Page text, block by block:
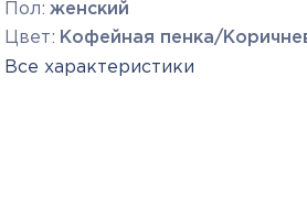
Пол: женский
Цвет: Кофейная пенка/
Все характеристики